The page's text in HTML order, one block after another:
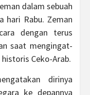
dalam sebuah
hari Rabu. Zeman
dengan terus
saat mengingat-
Ceko-Arab.
dirinya
ke depannya